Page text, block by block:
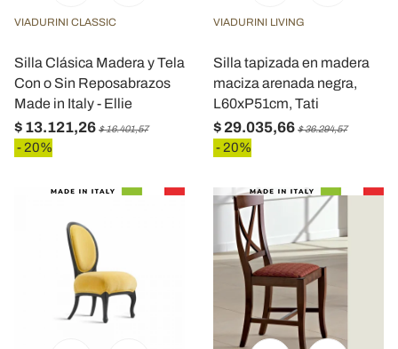
VIADURINI CLASSIC
Silla Clásica Madera y Tela
Con o Sin Reposabrazos
Made in Italy - Ellie
$ 13.121,26 $ 16.401,57
- 20%
VIADURINI LIVING
Silla tapizada en madera
maciza arenada negra,
L60xP51cm, Tati
$ 29.035,66 $ 36.294,57
- 20%